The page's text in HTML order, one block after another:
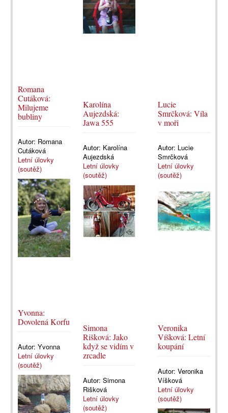
Romana
Cutáková:
Milujeme
bubliny
Autor: Romana
Cutáková
Letní úlovky
(soutěž)
Karolína
Aujezdská:
Jawa 555
Autor: Karolína
Aujezdská
Letní úlovky
(soutěž)
Lucie
Smrčková: Víla
v moři
Autor: Lucie
Smrčková
Letní úlovky
(soutěž)
Yvonna:
Dovolená Korfu
Autor: Yvonna
Letní úlovky
(soutěž)
Simona
Rišková: Jako
když se vidím v
zrcadle
Autor:Simona
Rišková
Letní úlovky
(soutěž)
Veronika
Víšková: Letní
koupání
Autor:Veronika
Víšková
Letní úlovky
(soutěž)